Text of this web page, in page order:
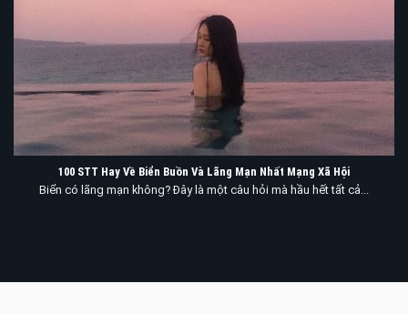
100 STT Hay Về Biển Buồn Và Lãng Mạn Nhất Mạng Xã Hội
Biển có lãng mạn không? Đây là một câu hỏi mà hầu hết tất cả...